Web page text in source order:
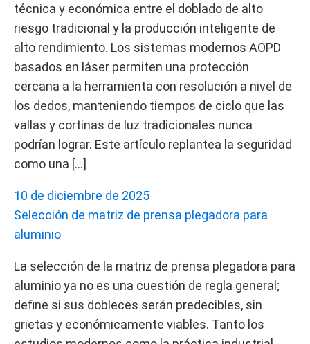
técnica y económica entre el doblado de alto
riesgo tradicional y la producción inteligente de
alto rendimiento. Los sistemas modernos AOPD
basados en láser permiten una protección
cercana a la herramienta con resolución a nivel de
los dedos, manteniendo tiempos de ciclo que las
vallas y cortinas de luz tradicionales nunca
podrían lograr. Este artículo replantea la seguridad
como una […]
10 de diciembre de 2025
Selección de matriz de prensa plegadora para
aluminio
La selección de la matriz de prensa plegadora para
aluminio ya no es una cuestión de regla general;
define si sus dobleces serán predecibles, sin
grietas y económicamente viables. Tanto los